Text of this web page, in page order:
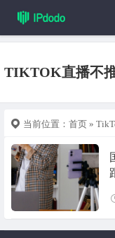
TIKTOK直播不
当前位置： 首页 »